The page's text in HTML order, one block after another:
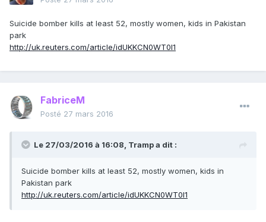
Suicide bomber kills at least 52, mostly women, kids in Pakistan
park
http://uk.reuters.com/article/idUKKCN0WT0I1
FabriceM
Posté 27 mars 2016
Le 27/03/2016 à 16:08, Tramp a dit :
Suicide bomber kills at least 52, mostly women, kids in
Pakistan park
http://uk.reuters.com/article/idUKKCN0WT0I1